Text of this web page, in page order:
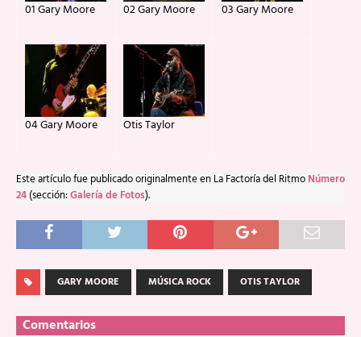
01 Gary Moore 02 Gary Moore 03 Gary Moore
04 Gary Moore Otis Taylor
Este artículo fue publicado originalmente en La Factoría del Ritmo Número
24 (sección:Galería de Fotos).
GARY MOORE MÚSICA ROCK OTIS TAYLOR
Comentarios